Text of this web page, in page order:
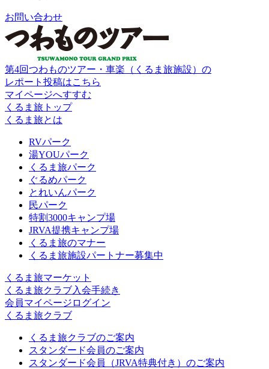
お問い合わせ
第4回つわものツアー・車楽（くるま旅施設）の
レポート投稿はこちら
マイページへすすむ
くるま旅トップ
くるま旅とは
RVパーク
湯YOUパーク
くるま旅パーク
ぐるめパーク
とれいんパーク
民パーク
特割3000キャンプ場
JRVA提携キャンプ場
くるま旅のマナー
くるま旅施設パートナー募集中
くるま旅マーケット
くるま旅クラブ入会手続き
会員マイページログイン
くるま旅クラブ
くるま旅クラブのご案内
スタンダード会員のご案内
スタンダード会員（JRVA特典付き）のご案内